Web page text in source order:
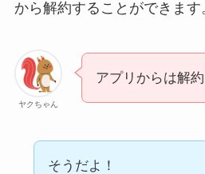
から解約することができます
ヤクちゃん
アプリからは解
そうだよ！